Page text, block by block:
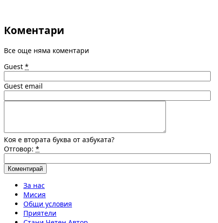
Коментари
Все още няма коментари
Guest *
Guest email
Коя е втората буква от азбуката?
Отговор: *
За нас
Мисия
Общи условия
Приятели